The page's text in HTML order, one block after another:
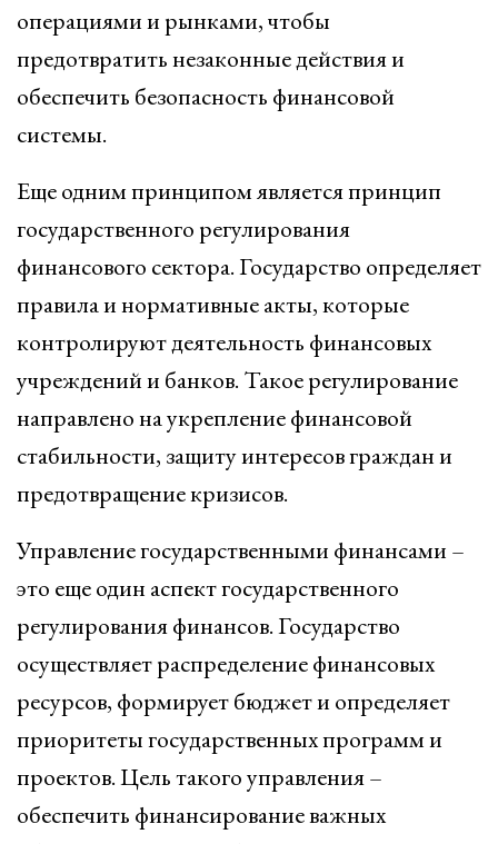
операциями и рынками, чтобы
предотвратить незаконные действия и
обеспечить безопасность финансовой
системы.
Еще одним принципом является принцип
государственного регулирования
финансового сектора. Государство определяет
правила и нормативные акты, которые
контролируют деятельность финансовых
учреждений и банков. Такое регулирование
направлено на укрепление финансовой
стабильности, защиту интересов граждан и
предотвращение кризисов.
Управление государственными финансами –
это еще один аспект государственного
регулирования финансов. Государство
осуществляет распределение финансовых
ресурсов, формирует бюджет и определяет
приоритеты государственных программ и
проектов. Цель такого управления –
обеспечить финансирование важных